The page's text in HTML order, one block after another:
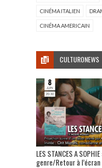
CINÉMA ITALIEN
CINÉMA AMERICAIN
CULTURONEWS
LES STANCES A
genre/Retour à l’écran